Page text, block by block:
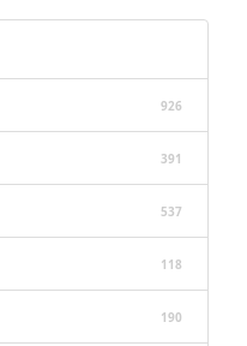
926
391
537
118
190